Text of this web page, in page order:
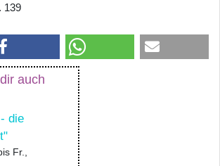
139
auch
die
Fr.,